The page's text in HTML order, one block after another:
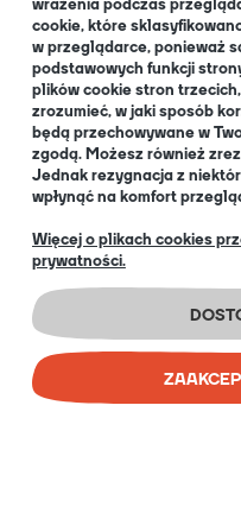
O NAS
O nas
Informacja dla Klubów
Blog
+48 32 334 85 38
COPYRIGHT © 2026
wrażenia podczas
cookie, które
w przeglądarce, ponieważ
podstawowych funkcji
plików cookie stron
zrozumieć, w jaki sposób
będą przechowywane w
zgodą. Możesz również
Jednak rezygnacja z
wpłynąć na komfort
Więcej o plikach cookies
prywatności.